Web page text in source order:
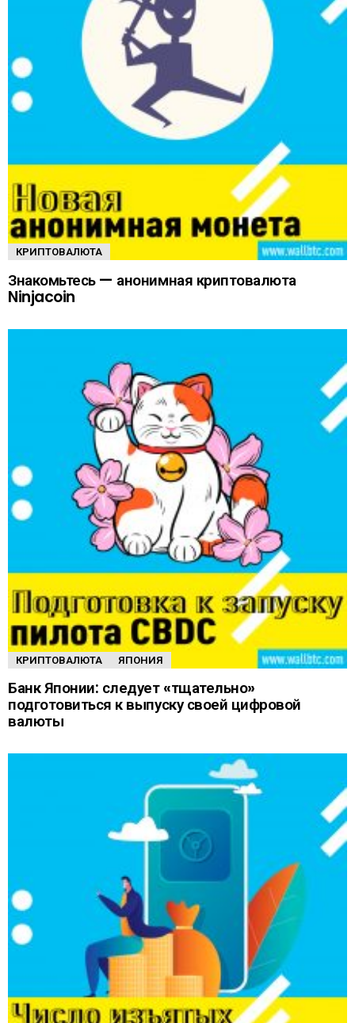
КРИПТОВАЛЮТА
Знакомьтесь — анонимная криптовалюта
Ninjacoin
КРИПТОВАЛЮТА ЯПОНИЯ
Банк Японии: следует «тщательно»
подготовиться к выпуску своей цифровой
валюты